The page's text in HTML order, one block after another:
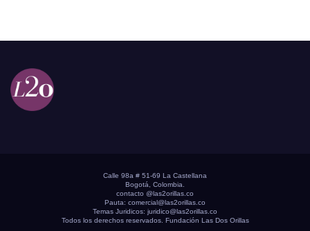
Calle 98a # 51-69 La Castellana
Bogotá, Colombia.
contacto @las2orillas.co
Pauta: comercial@las2orillas.co
Temas Juridicos: juridico@las2orillas.co
Todos los derechos reservados. Fundación Las Dos Orillas